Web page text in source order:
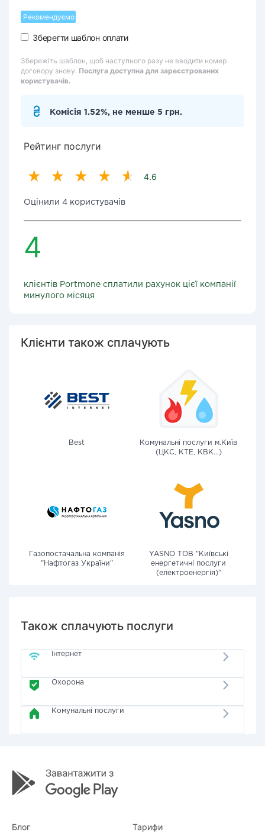
Рекомендуємо
Зберегти шаблон оплати
Збережіть шаблон, щоб наступного разу не вводити номер
договору знову. Послуга доступна для зареєстрованих
користувачів.
Комісія 1.52%, не менше 5 грн.
Рейтинг послуги
4.6
Оцінили 4 користувачів
4
клієнтів Portmone сплатили рахунок цієї компанії
минулого місяця
Клієнти також сплачують
Best
Комунальні послуги м.Київ
(ЦКС, КТЕ, КВК...)
Газопостачальна компанія
"Нафтогаз України"
YASNO ТОВ "Київські
енергетичні послуги
(електроенергія)"
Також сплачують послуги
Інтернет
Охорона
Комунальні послуги
Блог Тарифи